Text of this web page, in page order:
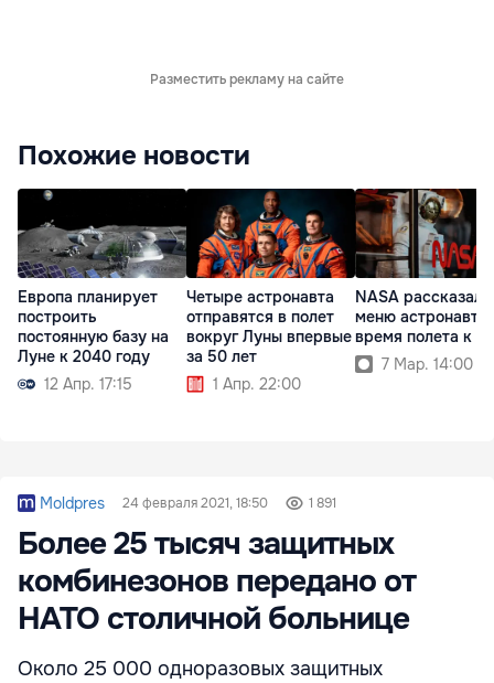
Разместить рекламу на сайте
Похожие новости
Европа планирует
построить
постоянную базу на
Луне к 2040 году
12 Апр. 17:15
Четыре астронавта
отправятся в полет
вокруг Луны впервые
за 50 лет
1 Апр. 22:00
NASA
меню
время полета к
7 Мар. 14:00
Moldpres 24 февраля 2021, 18:50 1 891
Более 25 тысяч защитных
комбинезонов передано от
НАТО столичной больнице
Около 25 000 одноразовых защитных